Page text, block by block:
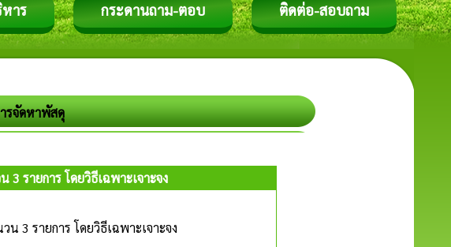
าร กระดานถาม-ตอบ ติดต่อ-สอบถาม
รจัดหาพัสดุ
รายการ โดยวิธีเฉพาะเจาะจง
3 รายการ โดยวิธีเฉพาะเจาะจง